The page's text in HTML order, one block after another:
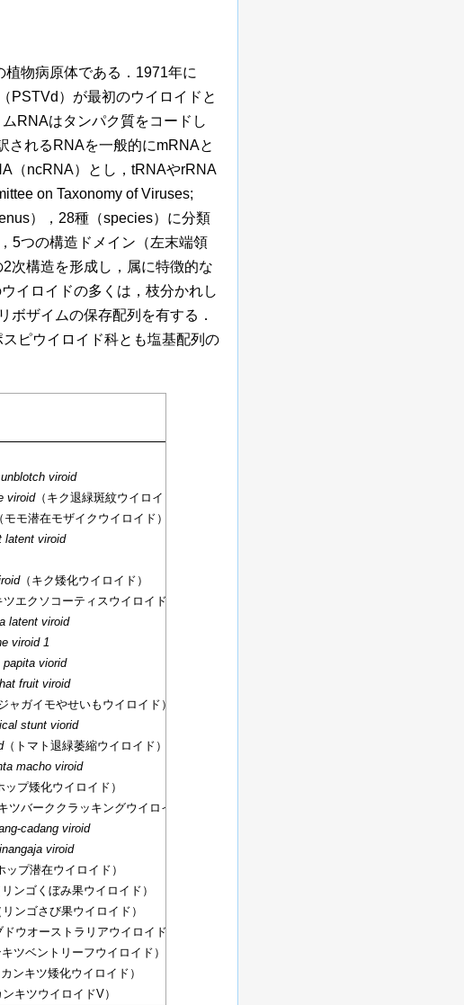
物病原体である．1971年に
PSTVd）が最初のウイロイドと
RNAはタンパク質をコードし
されるRNAを一般的にmRNAと
（ncRNA）とし，tRNAやrRNA
on Taxonomy of Viruses;
），28種（species）に分類
5つの構造ドメイン（左末端領
次構造を形成し，属に特徴的な
ウイロイドの多くは，枝分かれし
ボザイムの保存配列を有する．
ピウイロイド科とも塩基配列の
viroid
viroid（キク退緑斑紋ウイロイド）
モモ潜在モザイクウイロイド）
latent viroid
（キク矮化ウイロイド）
エクソコーティスウイロイド）
latent viroid
viroid 1
viorid
fruit viroid
ャガイモやせいもウイロイド）
stunt viorid
（トマト退緑萎縮ウイロイド）
macho viroid
ップ矮化ウイロイド）
ツバーククラッキングウイロイド）
-cadang viroid
viroid
ップ潜在ウイロイド）
ンゴくぼみ果ウイロイド）
リンゴさび果ウイロイド）
ドウオーストラリアウイロイド）
ツベントリーフウイロイド）
ンキツ矮化ウイロイド）
キツウイロイドV）